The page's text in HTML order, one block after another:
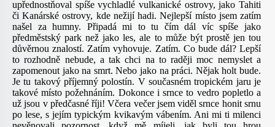
upřednostňoval spíše vychladlé vulkanické ostrovy, jako Tahiti
či Kanárské ostrovy, kde nežijí hadi. Nejlepší místo jsem zatím
našel za humny. Připadá mi to tu čím dál víc spíše jako
předměstský park než jako les, ale to může být prostě jen tou
důvěrnou znalostí. Zatím vyhovuje. Zatím. Co bude dál? Lepší
to rozhodně nebude, a tak chci na to raději moc nemyslet a
zapomenout jako na smrt. Nebo jako na práci. Nějak holt bude.
Je tu takový příjemný polostín. V současném tropickém jaru je
takové místo požehnáním. Dokonce i srnce to vedro popletlo a
už jsou v předčasné říji! Včera večer jsem viděl srnce honit srnu
po lese, s jejím typickým kvikavým vábením. Ani mi ti milenci